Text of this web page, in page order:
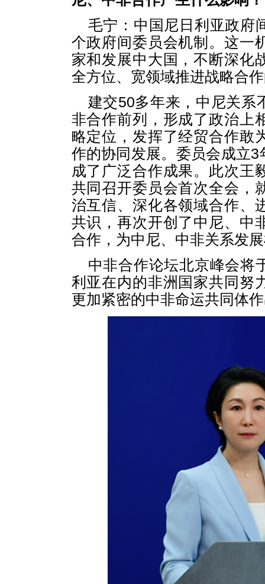
毛宁：中国尼日利亚政府
个政府间委员会机制。这一
家和发展中大国，不断深化
全方位、宽领域推进战略合
建交50多年来，中尼关系
非合作前列，形成了政治上
略定位，发挥了经贸合作敢
作的协同发展。委员会成立
成了广泛合作成果。此次王
共同召开委员会首次全会，
治互信、深化各领域合作、
共识，再次开创了中尼、中
合作，为中尼、中非关系发
中非合作论坛北京峰会将
利亚在内的非洲国家共同努
更加紧密的中非命运共同体